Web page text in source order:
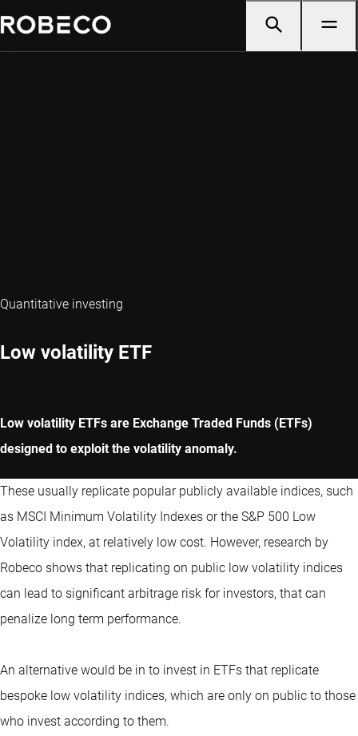
Quantitative investing
Low volatility ETF
Low volatility ETFs are Exchange Traded Funds (ETFs)
designed to exploit the volatility anomaly.
These usually replicate popular publicly available indices, such
as MSCI Minimum Volatility Indexes or the S&P 500 Low
Volatility index, at relatively low cost. However, research by
Robeco shows that replicating on public low volatility indices
can lead to significant arbitrage risk for investors, that can
penalize long term performance.
An alternative would be in to invest in ETFs that replicate
bespoke low volatility indices, which are only on public to those
who invest according to them.